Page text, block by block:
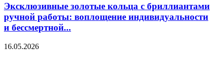
Эксклюзивные золотые кольца с бриллиантами
ручной работы: воплощение индивидуальности
и бессмертной...
16.05.2026